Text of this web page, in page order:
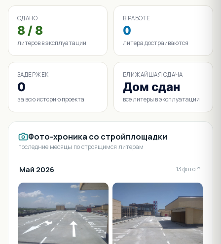
СДАНО
8 / 8
литеров в эксплуатации
В РАБОТЕ
0
литера достраиваются
ЗАДЕРЖЕК
0
за всю историю проекта
БЛИЖАЙШАЯ СДАЧА
Дом сдан
все литеры в эксплуатации
Фото-хроника со стройплощадки
последние месяцы по строящимся литерам
Май 2026 13 фото ⌄